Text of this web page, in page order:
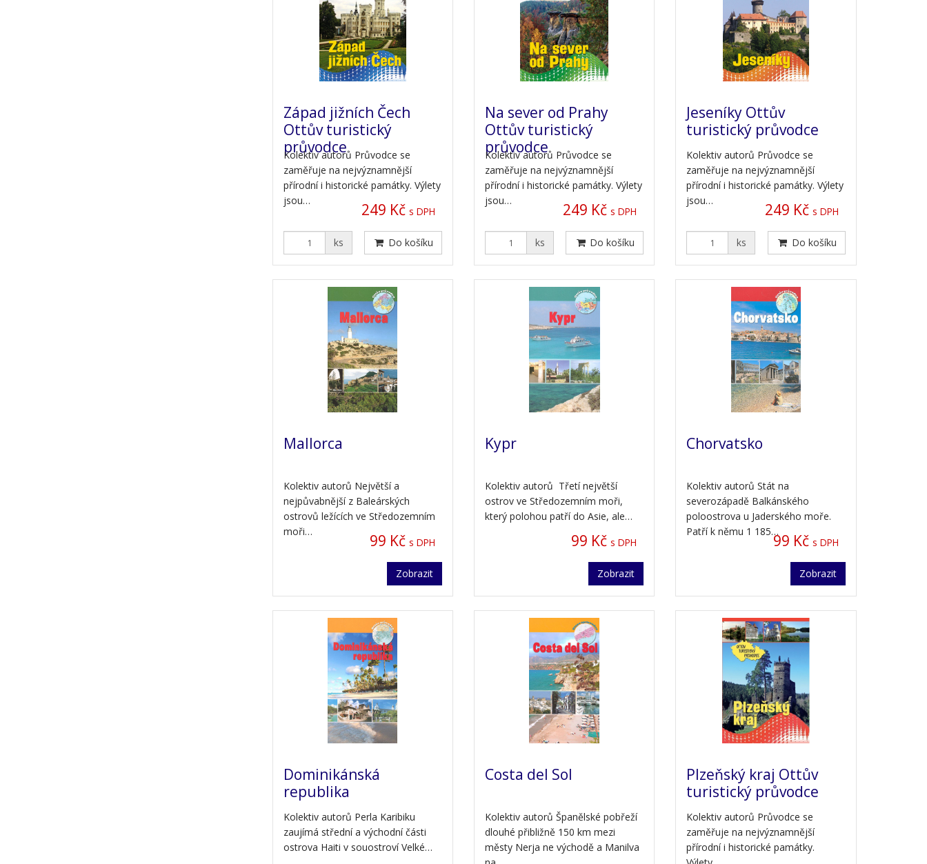
Západ jižních Čech
Ottův turistický
průvodce
Kolektiv autorů Průvodce se
zaměřuje na nejvýznamnější
přírodní i historické památky. Výlety
jsou…
249 Kč s DPH
ks Do košíku
Na sever od Prahy
Ottův turistický
průvodce
Kolektiv autorů Průvodce se
zaměřuje na nejvýznamnější
přírodní i historické památky. Výlety
jsou…
249 Kč s DPH
ks Do košíku
Jeseníky Ottův
turistický průvodce
Kolektiv autorů Průvodce se
zaměřuje na nejvýznamnější
přírodní i historické památky. Výlety
jsou…
249 Kč s DPH
ks Do košíku
Mallorca
Kolektiv autorů Největší a
nejpůvabnější z Baleárských
ostrovů ležících ve Středozemním
moři…
99 Kč s DPH
Zobrazit
Kypr
Kolektiv autorů Třetí největší
ostrov ve Středozemním moři,
který polohou patří do Asie, ale…
99 Kč s DPH
Zobrazit
Chorvatsko
Kolektiv autorů Stát na
severozápadě Balkánského
poloostrova u Jaderského moře.
Patří k němu 1 185…99 Kč s DPH
Zobrazit
Dominikánská
republika
Kolektiv autorů Perla Karibiku
zaujímá střední a východní části
ostrova Haiti v souostroví Velké…
Costa del Sol
Kolektiv autorů Španělské pobřeží
dlouhé přibližně 150 km mezi
městy Nerja ne východě a Manilva
Plzeňský kraj Ottův
turistický průvodce
Kolektiv autorů Průvodce se
zaměřuje na nejvýznamnější
přírodní i historické památky.